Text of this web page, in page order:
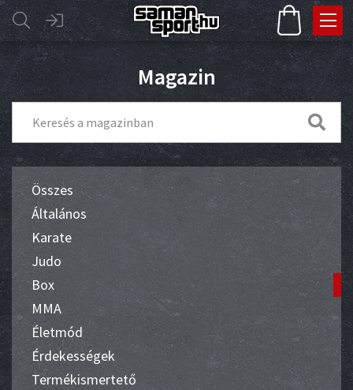
Magazin
Összes
Általános
Karate
Judo
Box
MMA
Életmód
Érdekességek
Termékismertető